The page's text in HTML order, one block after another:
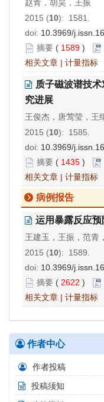
赵青，胡昊，王振
2015 (10): 1581.
doi: 10.3969/
摘要 ( 1589 )
相关文章 | 计量指标
质子磁波谱技
究进展
王俊杰，唐莺莹，王
2015 (10): 1585.
doi: 10.3969/
摘要 ( 1435 )
相关文章 | 计量指标
病例报告
运用暴露反应
王建玉，王振，范青
2015 (10): 1589.
doi: 10.3969/
摘要 ( 2622 )
相关文章 | 计量指标
作者中心
作者投稿
投稿须知